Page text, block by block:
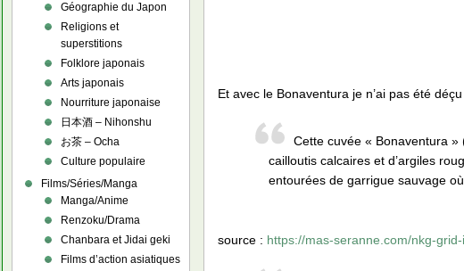
Et avec le Bonaventura je n’ai pas été
Cette cuvée « Bonaventura
cailloutis calcaires et d’argiles
entourées de garrigue sauvage
source : https://mas-seranne.com/nkg-
Géographie du Japon
Religions et
superstitions
Folklore japonais
Arts japonais
Nourriture japonaise
日本酒 – Nihonshu
お茶 – Ocha
Culture populaire
Films/Séries/Manga
Manga/Anime
Renzoku/Drama
Chanbara et Jidai geki
Films d’action asiatiques